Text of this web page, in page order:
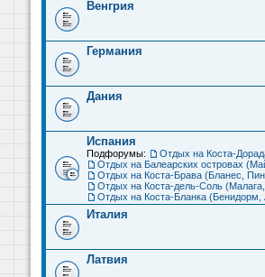
Венгрия
Германия
Дания
Испания
Подфорумы: Отдых на Коста-
Отдых на Балеарских островах
Отдых на Коста-Брава (Бланес,
Отдых на Коста-дель-Соль
Отдых на Коста-Бланка (Бенидорм,
Италия
Латвия